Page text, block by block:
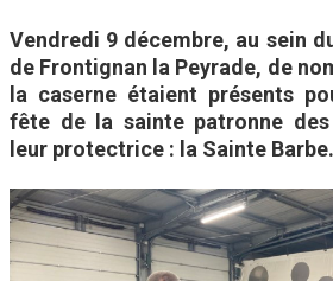
Vendredi 9 décembre, au sein
de Frontignan la Peyrade, de
la caserne étaient présents
fête de la sainte patronne des
leur protectrice : la Sainte Barbe.